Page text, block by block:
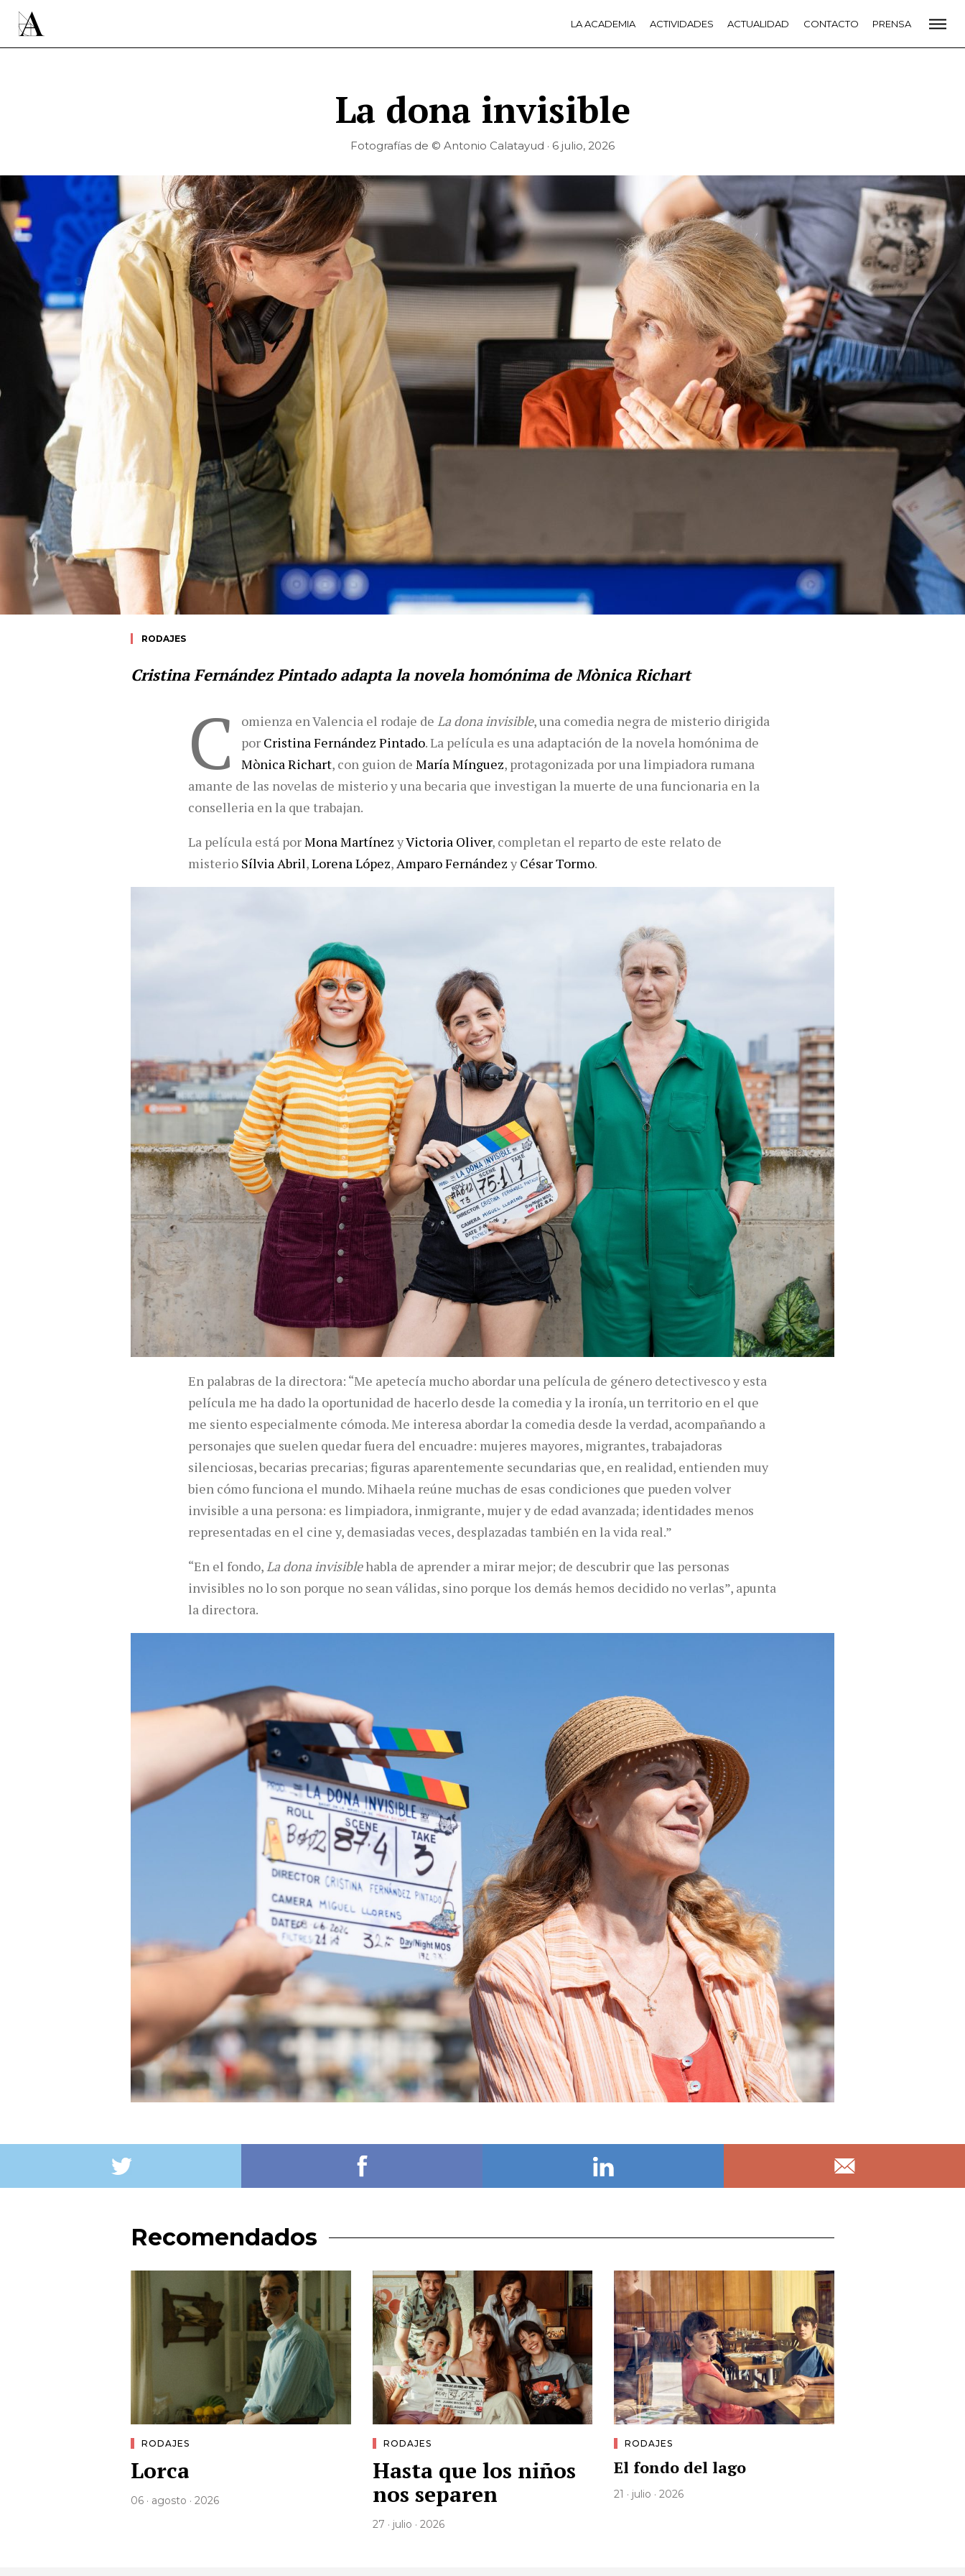
LA ACADEMIA ACTIVIDADES ACTUALIDAD CONTACTO PRENSA
La dona invisible
Fotografías de © Antonio Calatayud · 6 julio, 2026
RODAJES
Cristina Fernández Pintado adapta la novela homónima de Mònica Richart
C omienza en Valencia el rodaje de La dona invisible, una comedia negra de misterio dirigida
por Cristina Fernández Pintado. La película es una adaptación de la novela homónima de
Mònica Richart, con guion de María Mínguez, protagonizada por una limpiadora rumana
amante de las novelas de misterio y una becaria que investigan la muerte de una funcionaria en la
conselleria en la que trabajan.
La película está porMona Martínez yVictoria Oliver, completan el reparto de este relato de
misterio Sílvia Abril,Lorena López,Amparo Fernández y César Tormo.
En palabras de la directora: “Me apetecía mucho abordar una película de género detectivesco y esta
película me ha dado la oportunidad de hacerlo desde la comedia y la ironía, un territorio en el que
me siento especialmente cómoda. Me interesa abordar la comedia desde la verdad, acompañando a
personajes que suelen quedar fuera del encuadre: mujeres mayores, migrantes, trabajadoras
silenciosas, becarias precarias; figuras aparentemente secundarias que, en realidad, entienden muy
bien cómo funciona el mundo. Mihaela reúne muchas de esas condiciones que pueden volver
invisible a una persona: es limpiadora, inmigrante, mujer y de edad avanzada; identidades menos
representadas en el cine y, demasiadas veces, desplazadas también en la vida real.”
“En el fondo, La dona invisiblehabla de aprender a mirar mejor; de descubrir que las personas
invisibles no lo son porque no sean válidas, sino porque los demás hemos decidido no verlas”, apunta
la directora.
Recomendados
RODAJES
Lorca
06 · agosto · 2026
RODAJES
Hasta que los niños
nos separen
27 · julio · 2026
RODAJES
El fondo del lago
21 · julio · 2026
LA ACADEMIA PREMIOS GOYA FUNDACIÓN
CONTACTO